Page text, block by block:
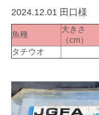
ボート免許
長年の実績と信頼！
店舗情報
Contact us
採用情報
Recruit
2024.12.01 田口様
魚種
大きさ
（cm）
タチウオ